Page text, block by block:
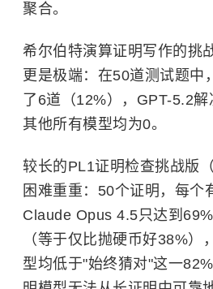
聚合。
希尔伯特演算证明写作的挑
更是极端：在50道测试题中
了6道（12%），GPT-5.2解
其他所有模型均为0。
较长的PL1证明检查挑战版
困难重重：50个证明，每个
Claude Opus 4.5只达到
（等于仅比抛硬币好38%）
型均低于"始终猜对"这一